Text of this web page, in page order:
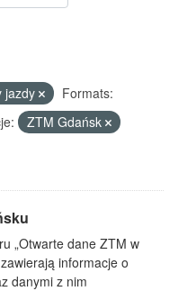
jazdy
Formats:
ZTM Gdańsk
„Otwarte dane ZTM w
informacje o
danymi z nim